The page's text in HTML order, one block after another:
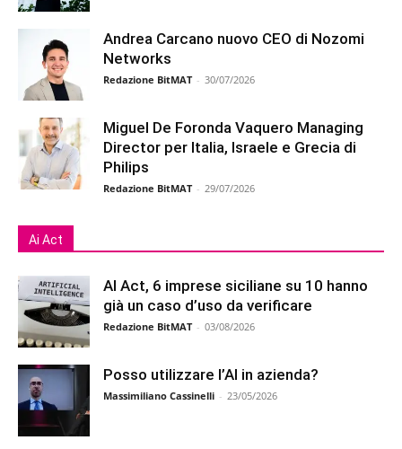
Andrea Carcano nuovo CEO di Nozomi
Networks
Redazione BitMAT - 30/07/2026
Miguel De Foronda Vaquero Managing
Director per Italia, Israele e Grecia di
Philips
Redazione BitMAT - 29/07/2026
Ai Act
AI Act, 6 imprese siciliane su 10 hanno
già un caso d’uso da verificare
Redazione BitMAT - 03/08/2026
Posso utilizzare l’AI in azienda?
Massimiliano Cassinelli - 23/05/2026